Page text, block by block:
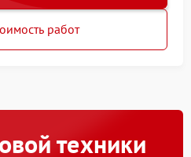
работ
техники